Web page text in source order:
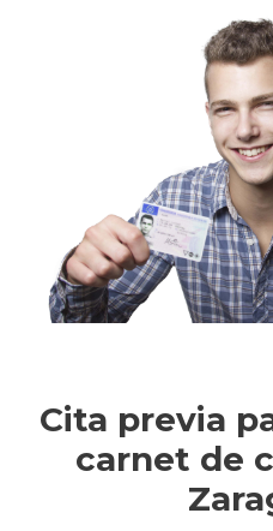
Cita previa
carnet de